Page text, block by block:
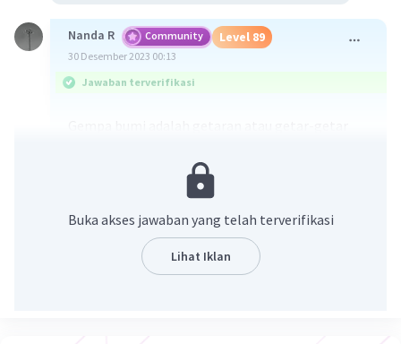
Nanda R Community Level 89
30 Desember 2023 00:13
Jawaban terverifikasi
energi dari dalam secara tiba-tiba yang
menciptakan gelombang seismik. Gempa Bumi
biasa disebabkan oleh pergerakan kerak bumi
(lempeng Bumi).
0.0(0) Balas
Buka akses jawaban yang telah terverifikasi
Lihat Iklan